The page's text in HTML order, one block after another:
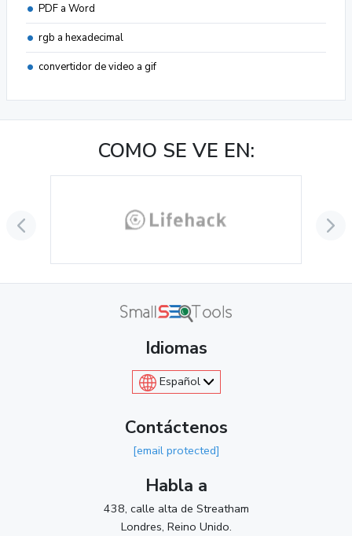
PDF a Word
rgb a hexadecimal
convertidor de video a gif
COMO SE VE EN:
Idiomas
Español
Contáctenos
[email protected]
Habla a
438, calle alta de Streatham
Londres, Reino Unido.